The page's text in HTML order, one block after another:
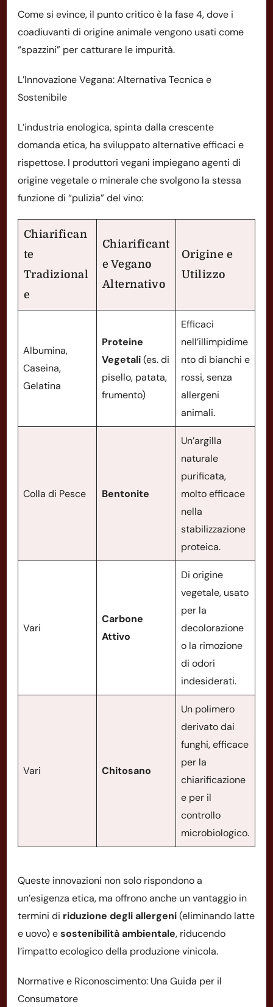
Come si evince, il punto critico è la fase 4, dove i
coadiuvanti di origine animale vengono usati come
“spazzini” per catturare le impurità.
L’Innovazione Vegana: Alternativa Tecnica e
Sostenibile
L’industria enologica, spinta dalla crescente
domanda etica, ha sviluppato alternative efficaci e
rispettose. I produttori vegani impiegano agenti di
origine vegetale o minerale che svolgono la stessa
funzione di “pulizia” del vino:
Chiarifican
te
Tradizional
e
Chiarificant
e Vegano
Alternativo
Origine e
Utilizzo
Albumina,
Caseina,
Gelatina
Proteine
Vegetali(es. di
pisello, patata,
frumento)
Efficaci
nell’illimpidime
nto di bianchi e
rossi, senza
allergeni
animali.
Colla di Pesce Bentonite
Un’argilla
naturale
purificata,
molto efficace
nella
stabilizzazione
proteica.
Vari
Carbone
Attivo
Di origine
vegetale, usato
per la
decolorazione
o la rimozione
di odori
indesiderati.
Vari Chitosano
Un polimero
derivato dai
funghi, efficace
per la
chiarificazione
e per il
controllo
microbiologico.
Queste innovazioni non solo rispondono a
un’esigenza etica, ma offrono anche un vantaggio in
termini di riduzione degli allergeni(eliminando latte
e uovo) esostenibilità ambientale, riducendo
l’impatto ecologico della produzione vinicola.
Normative e Riconoscimento: Una Guida per il
Consumatore